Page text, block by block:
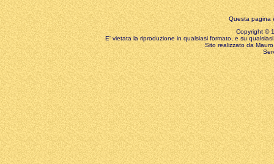
Questa pagina
Copyright ©
E' vietata la riproduzione in qualsiasi formato, e su
Sito realizzato da